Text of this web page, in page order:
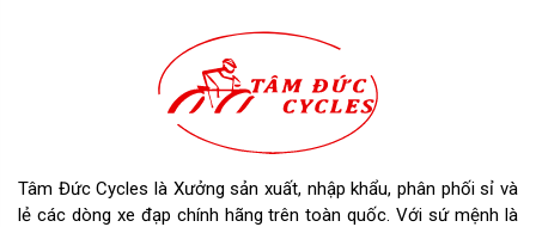
Tâm Đức Cycles là Xưởng sản xuất, nhập khẩu, phân phối sỉ và
lẻ các dòng xe đạp chính hãng trên toàn quốc. Với sứ mệnh là